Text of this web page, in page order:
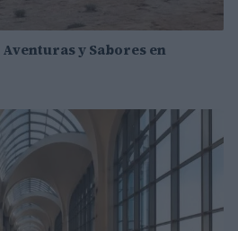
y Sabores en